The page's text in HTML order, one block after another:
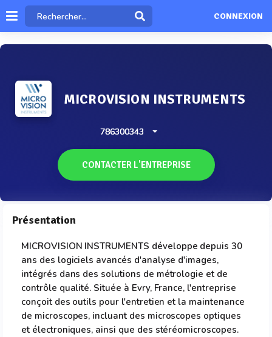
CONNEXION
MICROVISION INSTRUMENTS
786300343
CONTACTER L'ENTREPRISE
Présentation
MICROVISION INSTRUMENTS développe depuis 30
ans des logiciels avancés d'analyse d'images,
intégrés dans des solutions de métrologie et de
contrôle qualité. Située à Evry, France, l'entreprise
conçoit des outils pour l'entretien et la maintenance
de microscopes, incluant des microscopes optiques
et électroniques, ainsi que des stéréomicroscopes.